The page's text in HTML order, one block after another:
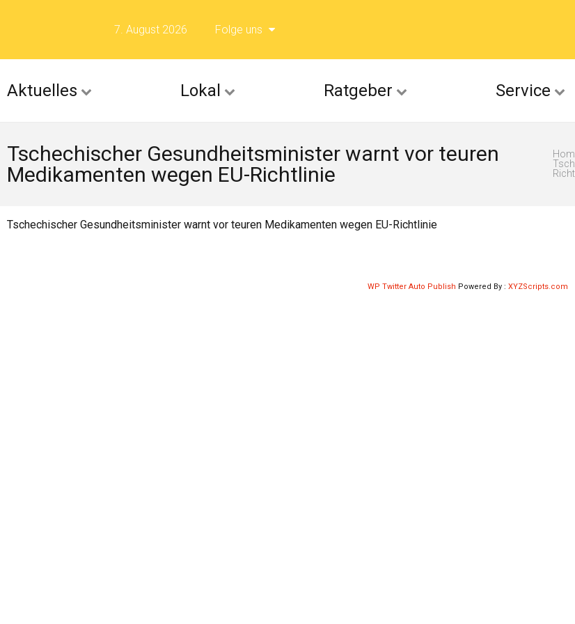
7. August 2026 Folge uns
Folge uns auf Flickr
Folge uns auf Issuu
Aktuelles Lokal Ratgeber Service
Tschechischer Gesundheitsminister warnt vor teuren
Medikamenten wegen EU-Richtlinie
Tschechischer Gesundheitsminister warnt vor teuren Medikamenten wegen EU-Richtlinie
WP Twitter Auto Publish Powered By : XYZScripts.com